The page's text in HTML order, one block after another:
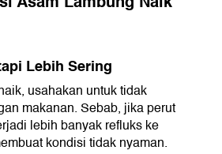
Lebih Sering
usahakan untuk tidak
makanan. Sebab, jika perut
lebih banyak refluks ke
kondisi tidak nyaman.